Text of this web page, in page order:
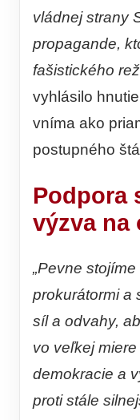
vládnej strany
propagande,
fašistického
vyhlásilo
vníma ako
postupného
Podpora
výzva na
„Pevne
prokurátormi a
síl a odvahy,
vo veľkej
demokracie a
proti stále